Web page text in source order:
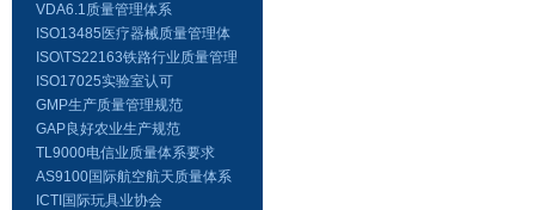
系
VDA6.1质量管理体系
ISO13485医疗器械质量管理体
系
ISO\TS22163铁路行业质量管理
体系认证
ISO17025实验室认可
GMP生产质量管理规范
GAP良好农业生产规范
TL9000电信业质量体系要求
AS9100国际航空航天质量体系
标准
ICTI国际玩具业协会